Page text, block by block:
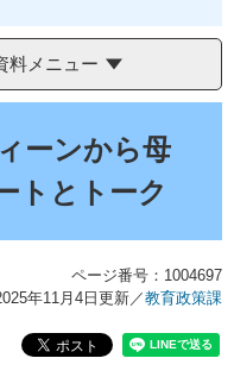
メニュー
ーンから母
トとトーク
ページ番号：1004697
年11月4日更新／教育政策課